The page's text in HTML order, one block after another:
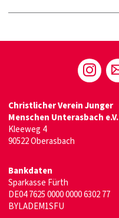
Christlicher Verein Junger
Menschen Unterasbach e.V.
Kleeweg 4
90522 Oberasbach
Bankdaten
Sparkasse Fürth
DE04 7625 0000 0000 6302 77
BYLADEM1SFU